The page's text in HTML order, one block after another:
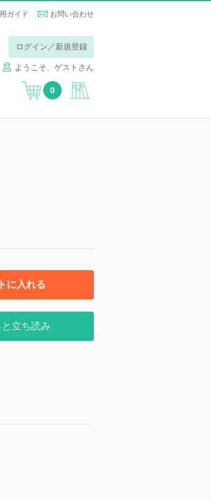
ガイド お問い合わせ
ログイン／新規登録
ようこそ、ゲストさん
0
に入れる
立ち読み